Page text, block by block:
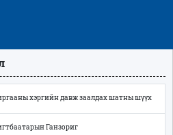
хэргийн давж заалдах шатны шүүх
Ганзориг